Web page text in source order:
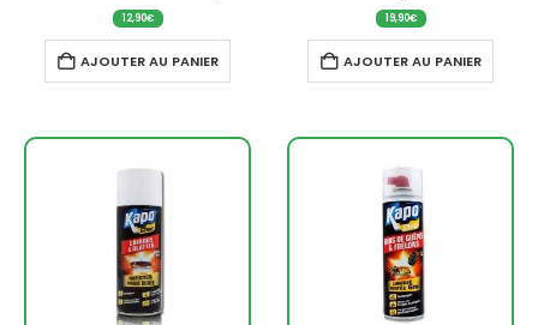
12,90€
AJOUTER AU PANIER
19,90€
AJOUTER AU PANIER